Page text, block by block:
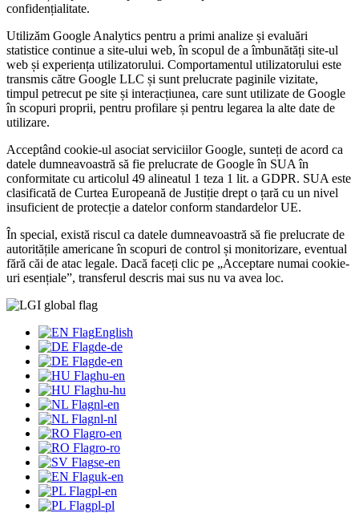
confidențialitate.
Utilizăm Google Analytics pentru a primi analize și evaluări
statistice continue a site-ului web, în ​​scopul de a îmbunătăți site-ul
web și experiența utilizatorului. Comportamentul utilizatorului este
transmis către Google LLC și sunt prelucrate paginile vizitate,
timpul petrecut pe site și interacțiunea, care sunt utilizate de Google
în scopuri proprii, pentru profilare și pentru legarea la alte date de
utilizare.
Acceptând cookie-ul asociat serviciilor Google, sunteți de acord ca
datele dumneavoastră să fie prelucrate de Google în SUA în
conformitate cu articolul 49 alineatul 1 teza 1 lit. a GDPR. SUA este
clasificată de Curtea Europeană de Justiție drept o țară cu un nivel
insuficient de protecție a datelor conform standardelor UE.
În special, există riscul ca datele dumneavoastră să fie prelucrate de
autoritățile americane în scopuri de control și monitorizare, eventual
fără căi de atac legale. Dacă faceți clic pe „Acceptare numai cookie-
uri esențiale”, transferul descris mai sus nu va avea loc.
English
de-de
de-en
hu-en
hu-hu
nl-en
nl-nl
ro-en
ro-ro
se-en
uk-en
pl-en
pl-pl